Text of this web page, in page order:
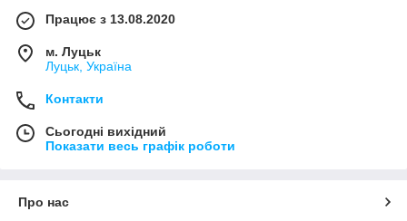
Працює з 13.08.2020
м. Луцьк
Луцьк, Україна
Контакти
Сьогодні вихідний
Показати весь графік роботи
Про нас